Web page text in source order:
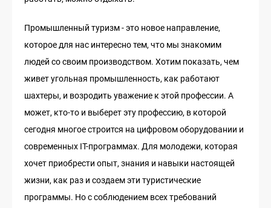
Промышленный туризм - это новое направление,
которое для нас интересно тем, что мы знакомим
людей со своим производством. Хотим показать, чем
живет угольная промышленность, как работают
шахтеры, и возродить уважение к этой профессии. А
может, кто-то и выберет эту профессию, в которой
сегодня многое строится на цифровом оборудовании и
современных IT-программах. Для молодежи, которая
хочет приобрести опыт, знания и навыки настоящей
жизни, как раз и создаем эти туристические
программы. Но с соблюдением всех требований